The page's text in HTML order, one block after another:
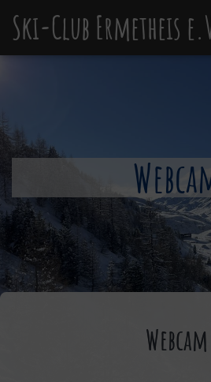
Ski-Club Ermetheis
Webcam